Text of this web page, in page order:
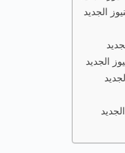
الجديد
الجديد